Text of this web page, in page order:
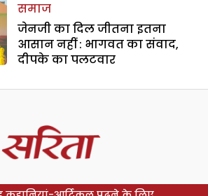
समाज
जेनजी का दिल जीतना इतना
आसान नहीं : भागवत का संवाद,
दीपके का पलटवार